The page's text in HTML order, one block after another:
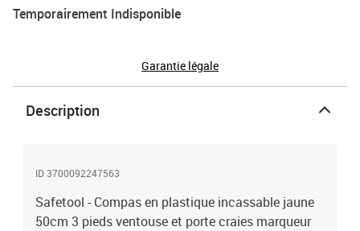
Temporairement Indisponible
Garantie légale
Description
ID 3700092247563
Safetool - Compas en plastique incassable jaune
50cm 3 pieds ventouse et porte craies marqueur